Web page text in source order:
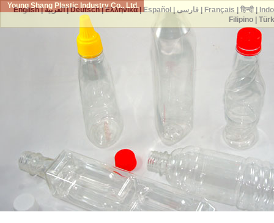
Young Shang Plastic Industry Co., Ltd.
English|العربية|Deutsch|Ελληνικά| Español فارسی| Français हिन्दी|
Filipino|